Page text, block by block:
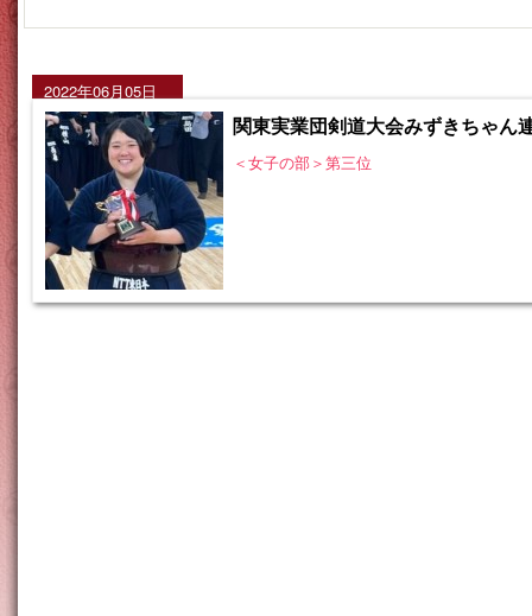
2022年06月05日
関東実業団剣道大会みずきちゃん
＜女子の部＞第三位